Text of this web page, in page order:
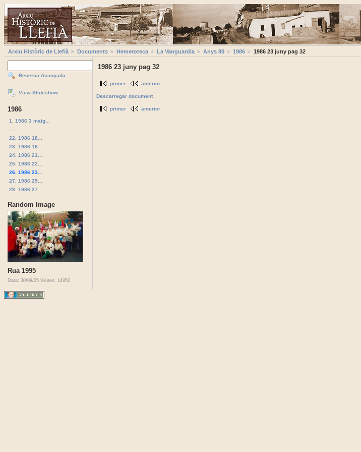
Arxiu Històric de Llefià Documents Hemeroteca La Vanguardia Anys 80 1986 1986 23 juny pag 32
Recerca Avançada
View Slideshow
1986
1. 1986 3 maig...
22. 1986 18...
23. 1986 18...
24. 1986 21...
25. 1986 22...
26. 1986 23...
27. 1986 25...
28. 1986 27...
Random Image
Rua 1995
Data: 30/09/05 Visites: 14950
1986 23 juny pag 32
primer anterior
Descarregar document
primer anterior